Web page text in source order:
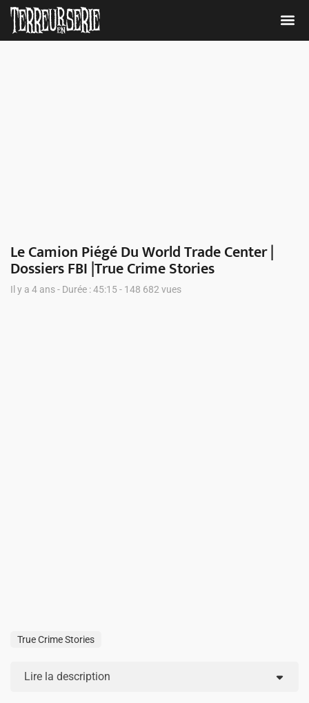
Le Camion Piégé Du World Trade Center |
Dossiers FBI |True Crime Stories
Il y a 4 ans - Durée : 45:15 - 148 682 vues
True Crime Stories
Lire la description